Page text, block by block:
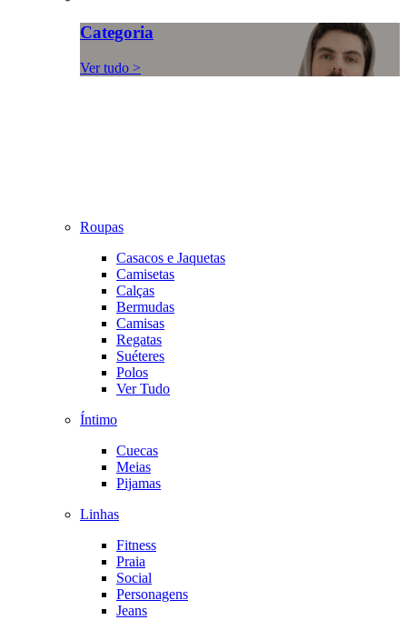
Categoria
Ver tudo >
Roupas
Casacos e Jaquetas
Camisetas
Calças
Bermudas
Camisas
Regatas
Suéteres
Polos
Ver Tudo
Íntimo
Cuecas
Meias
Pijamas
Linhas
Fitness
Praia
Social
Personagens
Jeans